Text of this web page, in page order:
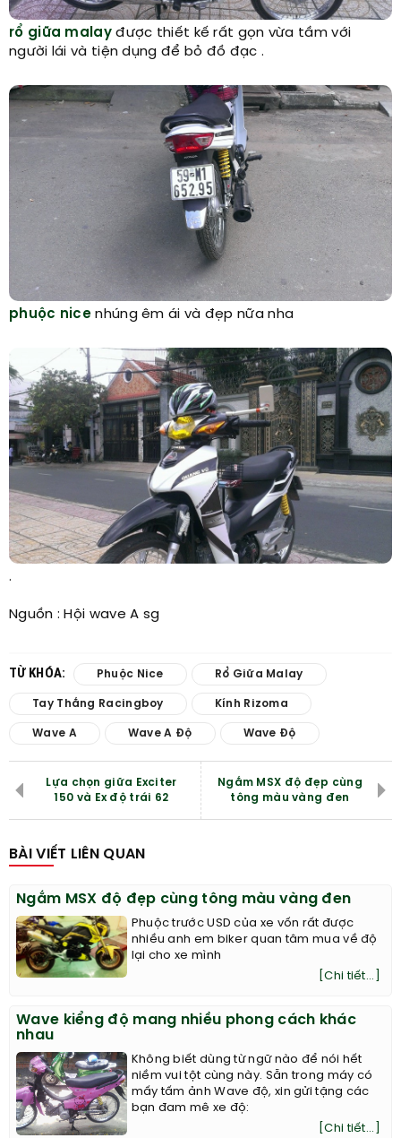
rổ giữa malayđược thiết kế rất gọn vừa tầm với
người lái và tiện dụng để bỏ đồ đạc .
phuộc nice nhúng êm ái và đẹp nữa nha
.​
Nguồn : Hội wave A sg​
TỪ KHÓA: Phuộc Nice Rổ Giữa Malay
Tay Thắng Racingboy Kính Rizoma
Wave A Wave A Độ Wave Độ
Lựa chọn giữa Exciter
150 và Ex độ trái 62
Ngắm MSX độ đẹp cùng
tông màu vàng đen
BÀI VIẾT LIÊN QUAN
Ngắm MSX độ đẹp cùng tông màu vàng đen
Phuộc trước USD của xe vốn rất được
nhiều anh em biker quan tâm mua về độ
lại cho xe mình
[Chi tiết...]
Wave kiểng độ mang nhiều phong cách khác
nhau
Không biết dùng từ ngữ nào để nói hết
niềm vui tột cùng này. Sẵn trong máy có
mấy tấm ảnh Wave độ, xin gửi tặng các
bạn đam mê xe độ:
[Chi tiết...]